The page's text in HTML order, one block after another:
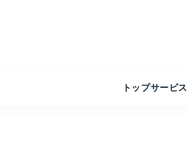
トップサービス